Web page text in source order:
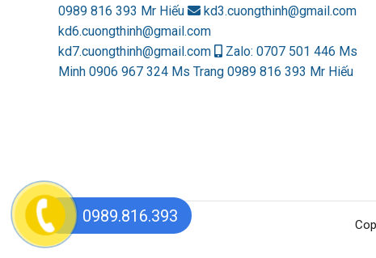
0989 816 393 Mr Hiếu
kd3.cuongthinh@gmail.com
kd6.cuongthinh@gmail.com
kd7.cuongthinh@gmail.com
Zalo: 0707 501 446 Ms
Minh 0906 967 324 Ms Trang 0989 816 393 Mr Hiếu
0989.816.393